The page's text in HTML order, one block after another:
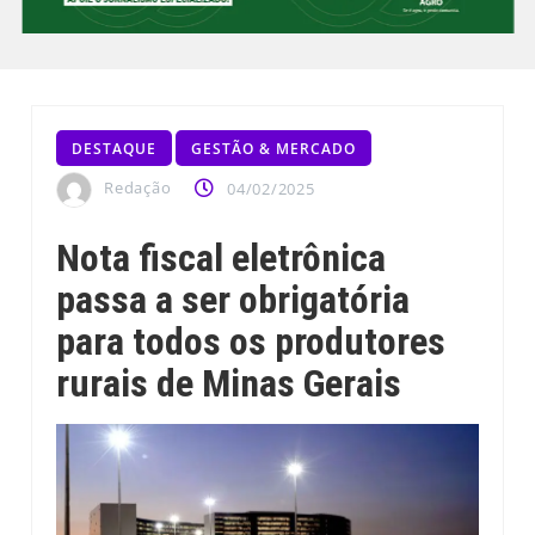
DESTAQUE GESTÃO & MERCADO
Redação 04/02/2025
Nota fiscal eletrônica
passa a ser obrigatória
para todos os produtores
rurais de Minas Gerais